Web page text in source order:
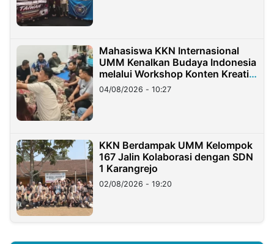
Mahasiswa KKN Internasional
UMM Kenalkan Budaya Indonesia
melalui Workshop Konten Kreatif
di Taiwan
04/08/2026 - 10:27
KKN Berdampak UMM Kelompok
167 Jalin Kolaborasi dengan SDN
1 Karangrejo
02/08/2026 - 19:20